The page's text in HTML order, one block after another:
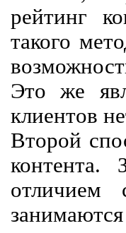
рейтинг
такого
Это же
клиентов
Второй
контента.
отличием